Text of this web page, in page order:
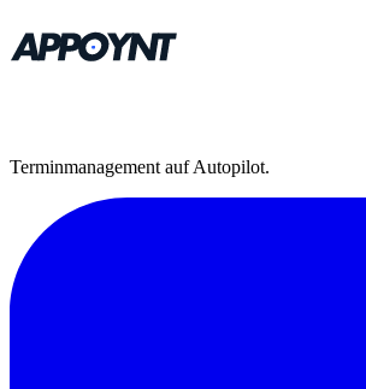
Terminmanagement auf Autopilot.